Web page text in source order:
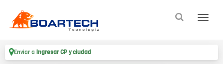
Enviar a Ingresar CP y ciudad